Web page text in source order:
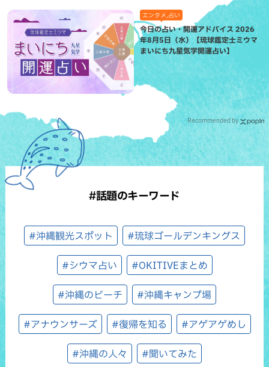
エンタメ,占い
今日の占い・開運アドバイス 2026
年8月5日（水）【琉球鑑定士ミウマ
まいにち九星気学開運占い】
Recommended by
#話題のキーワード
#沖縄観光スポット #琉球ゴールデンキングス
#シウマ占い #OKITIVEまとめ
#沖縄のビーチ #沖縄キャンプ場
#アナウンサーズ #復帰を知る #アゲアゲめし
#沖縄の人々 #聞いてみた